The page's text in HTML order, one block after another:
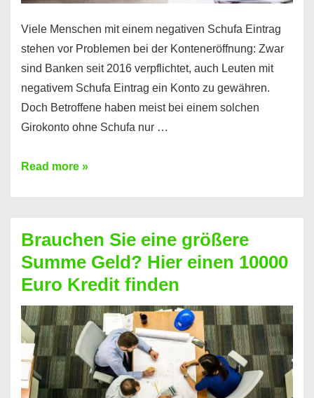
Viele Menschen mit einem negativen Schufa Eintrag
stehen vor Problemen bei der Konteneröffnung: Zwar
sind Banken seit 2016 verpflichtet, auch Leuten mit
negativem Schufa Eintrag ein Konto zu gewähren.
Doch Betroffene haben meist bei einem solchen
Girokonto ohne Schufa nur …
Günstiges
Geht
das
überhaupt?
Na
klar!
Read more »
Brauchen Sie eine größere
Summe Geld? Hier einen 10000
Euro Kredit finden